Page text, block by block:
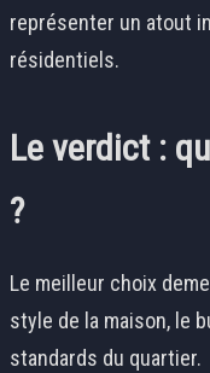
représenter un atout
résidentiels.
Le verdict :
?
Le meilleur choix
style de la maison, le
standards du quartier.